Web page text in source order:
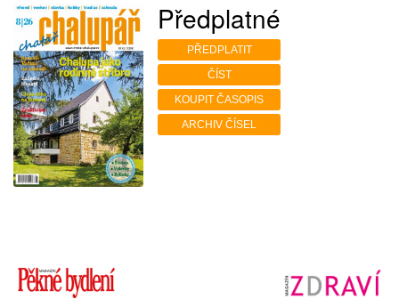
Předplatné
PŘEDPLATIT
ČÍST
KOUPIT ČASOPIS
ARCHIV ČÍSEL